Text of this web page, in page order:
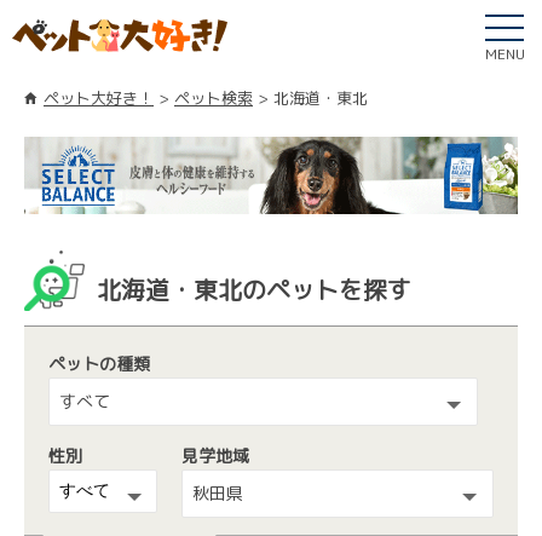
MENU
ペット大好き！ ペット検索 北海道・東北
北海道・東北のペットを探す
ペットの種類
すべて
性別
見学地域
秋田県